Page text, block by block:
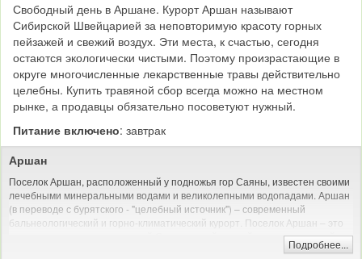
Свободный день в Аршане. Курорт Аршан называют
Сибирской Швейцарией за неповторимую красоту горных
пейзажей и свежий воздух. Эти места, к счастью, сегодня
остаются экологически чистыми. Поэтому произрастающие в
округе многочисленные лекарственные травы действительно
целебны. Купить травяной сбор всегда можно на местном
рынке, а продавцы обязательно посоветуют нужный.
Питание включено: завтрак
Аршан
Поселок Аршан, расположенный у подножья гор Саяны, известен своими
лечебными минеральными водами и великолепными водопадами. Аршан
(в переводе с бурятского - "целебный источник") – современный
бальнеологический и горно-климатический курорт. Поселок Аршан – это
роскошная природа предгорий Саян, чистый горный воздух, сосновый
Подробнее...